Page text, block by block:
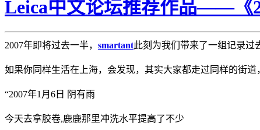
Leica中文论坛推荐作品——《
2007年即将过去一半， smartant此刻为我们带来了一组记录过
如果你同样生活在上海，会发现，其实大家都走过同样的街
“2007年1月6日 阴有雨
今天去拿胶卷,鹿鹿那里冲洗水平提高了不少